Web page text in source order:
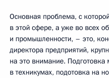
Основная проблема, с
в этой сфере, а уже во всех
и промышленности, – это,
директора предприятий,
на это внимание.
в техникумах, подотовка на